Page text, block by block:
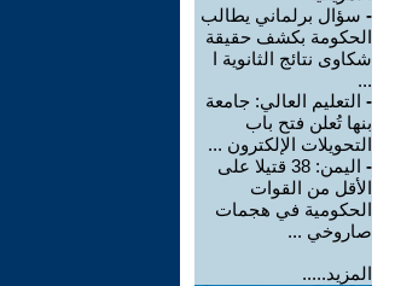
- سؤال برلماني يطالب
الحكومة بكشف حقيقة
شكاوى نتائج الثانوية ا
...
- التعليم العالي: جامعة
بنها تُعلن فتح باب
التحويلات الإلكترون ...
-
اليمن: 38 قتيلا على
الأقل من القوات
الحكومية في هجمات
صاروخي ...
المزيد.....